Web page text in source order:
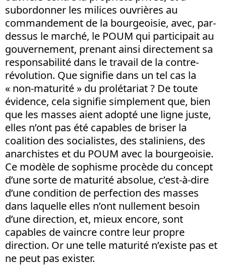
subordonner les milices ouvrières au
commandement de la bourgeoisie, avec, par-
dessus le marché, le POUM qui participait au
gouvernement, prenant ainsi directement sa
responsabilité dans le travail de la contre-
révolution. Que signifie dans un tel cas la
« non-maturité » du prolétariat ? De toute
évidence, cela signifie simplement que, bien
que les masses aient adopté une ligne juste,
elles n’ont pas été capables de briser la
coalition des socialistes, des staliniens, des
anarchistes et du POUM avec la bourgeoisie.
Ce modèle de sophisme procède du concept
d’une sorte de maturité absolue, c’est-à-dire
d’une condition de perfection des masses
dans laquelle elles n’ont nullement besoin
d’une direction, et, mieux encore, sont
capables de vaincre contre leur propre
direction. Or une telle maturité n’existe pas et
ne peut pas exister.